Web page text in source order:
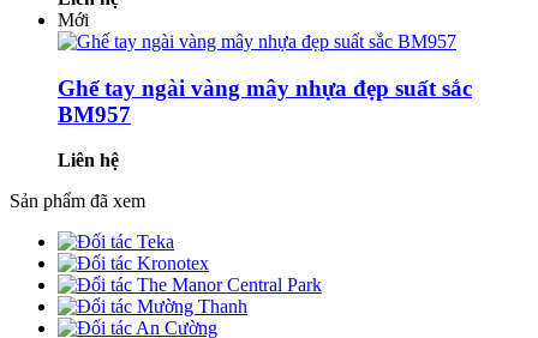
Mới
Ghế tay ngài vàng mây nhựa đẹp suất sắc
BM957
Liên hệ
Sản phẩm đã xem